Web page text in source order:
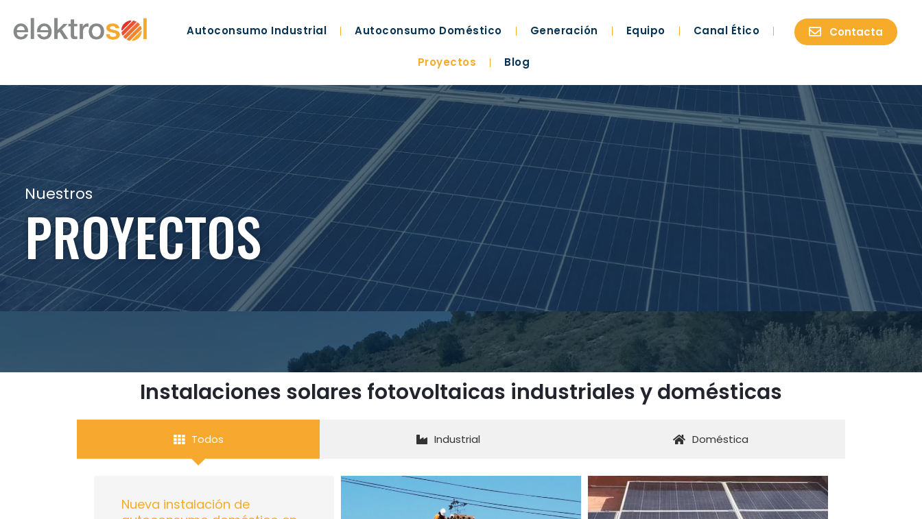
Autoconsumo Industrial Autoconsumo Doméstico Generación Equipo Canal Ético
Proyectos Blog
Contacta
Nuestros
PROYECTOS
Instalaciones solares fotovoltaicas industriales y domésticas
Todos Industrial Doméstica
Nueva instalación de